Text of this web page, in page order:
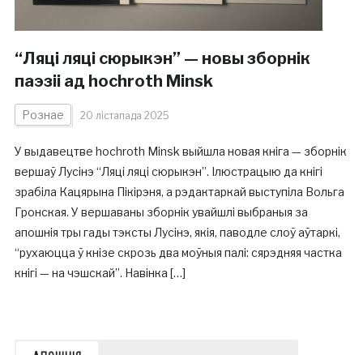
“Ляці ляці сюрыкэн” — новы зборнік
паэзіі ад hochroth Minsk
Рознае 20 лістапада 2025
У выдавецтве hochroth Minsk выйшла новая кніга — зборнік
вершаў Лусінэ “Ляці ляці сюрыкэн”. Ілюстрацыю да кнігі
зрабіла Кацярына Пікірэня, а рэдактаркай выступіла Вольга
Гронская. У вершаваны зборнік увайшлі выбраныя за
апошнія тры гады тэксты Лусінэ, якія, паводле слоў аўтаркі,
“рухаюцца ў кнізе скрозь два моўныя палі: сярэдняя частка
кнігі — на чэшскай”. Навінка […]